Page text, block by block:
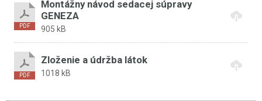
Montážny návod sedacej súpravy
GENEZA
905 kB
Zloženie a údržba látok
1018 kB